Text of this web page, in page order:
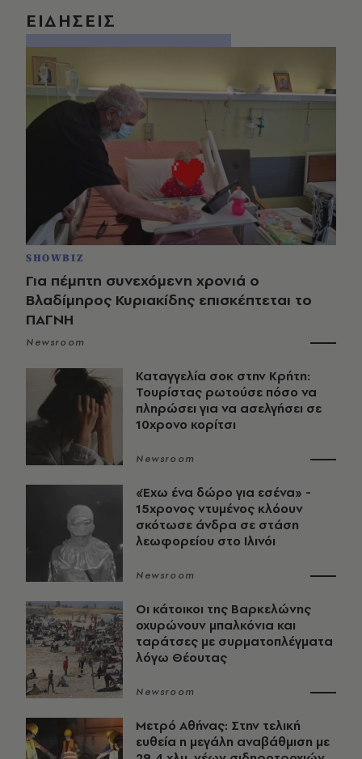
ΕΙΔΗΣΕΙΣ
SHOWBIZ
Για πέμπτη συνεχόμενη χρονιά ο
Βλαδίμηρος Κυριακίδης επισκέπτεται το
ΠΑΓΝΗ
Newsroom
Καταγγελία σοκ στην Κρήτη:
Τουρίστας ρωτούσε πόσο να
πληρώσει για να ασελγήσει σε
10χρονο κορίτσι
Newsroom
«Έχω ένα δώρο για εσένα» -
15χρονος ντυμένος κλόουν
σκότωσε άνδρα σε στάση
λεωφορείου στο Ιλινόι
Newsroom
Οι κάτοικοι της Βαρκελώνης
οχυρώνουν μπαλκόνια και
ταράτσες με συρματοπλέγματα
λόγω Θέουτας
Newsroom
Μετρό Αθήνας: Στην τελική
ευθεία η μεγάλη αναβάθμιση με